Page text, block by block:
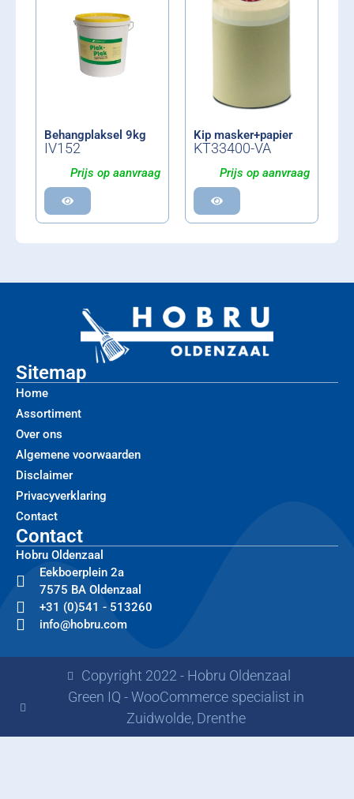
Behangplaksel 9kg
IV152
Prijs op aanvraag
Kip masker+papier
KT33400-VA
Prijs op aanvraag
Sitemap
Home
Assortiment
Over ons
Algemene voorwaarden
Disclaimer
Privacyverklaring
Contact
Contact
Hobru Oldenzaal
Eekboerplein 2a
7575 BA Oldenzaal
+31 (0)541 - 513260
info@hobru.com
Copyright 2022 - Hobru Oldenzaal
Green IQ - WooCommerce specialist in
Zuidwolde, Drenthe